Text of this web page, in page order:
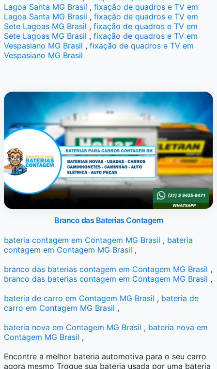
Lagoa Santa MG Brasil ,fixação de quadros e TV em
Lagoa Santa MG Brasil ,fixação de quadros e TV em
Sete Lagoas MG Brasil ,fixação de quadros e TV em
Sete Lagoas MG Brasil ,fixação de quadros e TV em
Vespasiano MG Brasil ,fixação de quadros e TV em
Vespasiano MG Brasil
Branco das Baterias Contagem
bateria contagem em Contagem MG Brasil , bateria
contagem em Contagem MG Brasil ,
branco das baterias contagem em Contagem MG Brasil ,
branco das baterias contagem em Contagem MG Brasil ,
bateria de carro em Contagem MG Brasil , bateria de
carro em Contagem MG Brasil ,
bateria nova em Contagem MG Brasil , bateria nova em
Contagem MG Brasil ,
Encontre a melhor bateria automotiva para o seu carro
agora mesmo Troque sua bateria usada por uma bateria